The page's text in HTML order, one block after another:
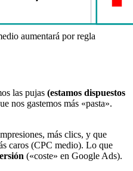
aumentará por regla
las pujas (estamos dispuestos
nos gastemos más «pasta».
más clics, y que
caros (CPC medio). Lo que
(«coste» en Google Ads).